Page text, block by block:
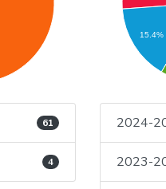
61
4
15.4%
2024-
2023-